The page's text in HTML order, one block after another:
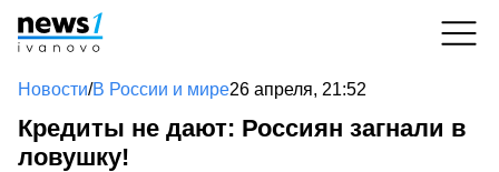
Новости/В России и мире26 апреля, 21:52
Кредиты не дают: Россиян загнали в
ловушку!